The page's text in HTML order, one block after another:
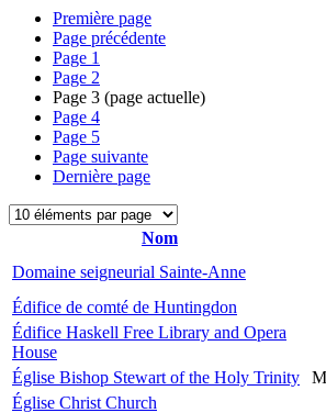
Première page
Page précédente
Page 1
Page 2
Page 3 (page actuelle)
Page 4
Page 5
Page suivante
Dernière page
Nom
Domaine seigneurial Sainte-Anne
Édifice de comté de Huntingdon
Édifice Haskell Free Library and Opera
House
Église Bishop Stewart of the Holy Trinity
Église Christ Church